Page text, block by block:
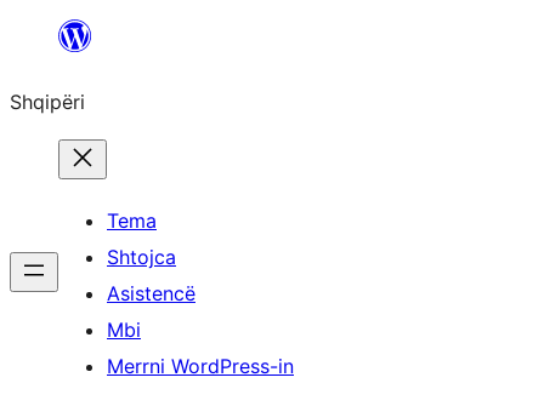
Hidhu
lënda
Shqipëri
Tema
Shtojca
Asistencë
Mbi
Merrni WordPress-in